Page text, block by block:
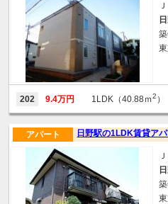
202 9.4万円 1LDK（40.88ｍ2 ）
日野駅の1LDK賃貸アパ
アパート